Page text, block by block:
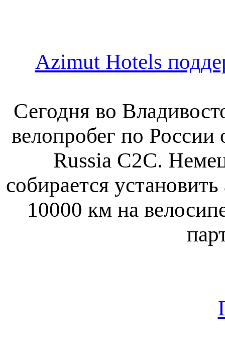
Azimut Hotels
Сегодня во
велопробег по России
Russia C2C.
собирается
10000 км на